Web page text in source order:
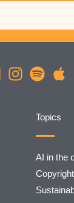
Topics
AI in the